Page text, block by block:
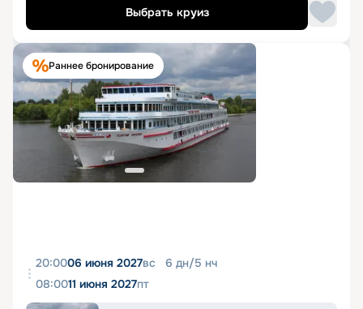
Выбрать круиз
Раннее бронирование
20:0006 июня 2027вс 6 дн/5 нч
08:0011 июня 2027пт